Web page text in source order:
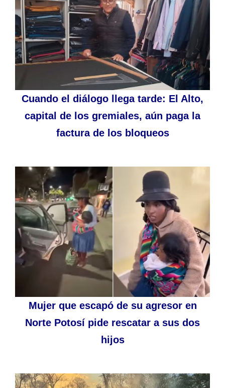
Cuando el diálogo llega tarde: El Alto,
capital de los gremiales, aún paga la
factura de los bloqueos
Mujer que escapó de su agresor en
Norte Potosí pide rescatar a sus dos
hijos